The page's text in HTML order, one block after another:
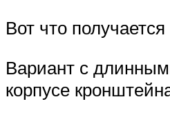
Вот что
Вариант с
корпусе